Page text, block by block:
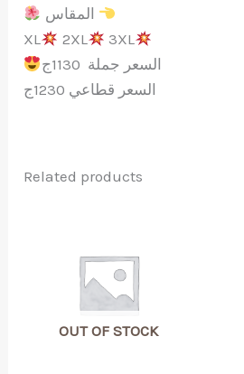
XL
2XL
3XL
السعر جملة 1130ج
السعر قطاعي 1230ج
Related products
OUT OF STOCK